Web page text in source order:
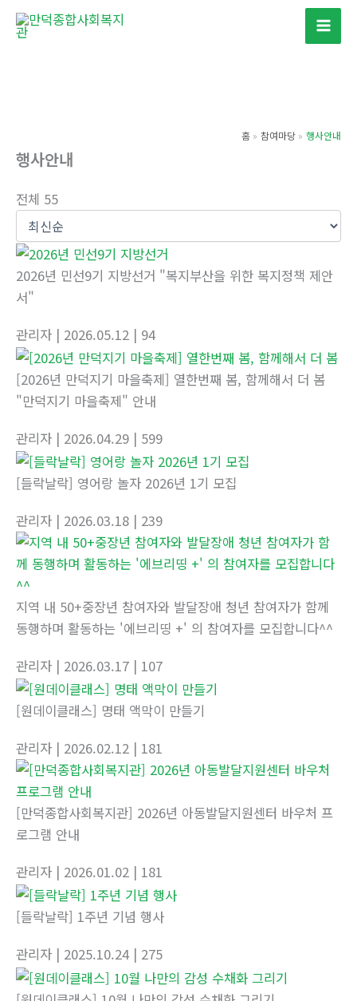
홈 참여마당 행사안내
행사안내
전체 55
2026년 민선9기 지방선거 "복지부산을 위한 복지정책 제안
서"
관리자 | 2026.05.12 | 94
[2026년 만덕지기 마을축제] 열한번째 봄, 함께해서 더 봄
"만덕지기 마을축제" 안내
관리자 | 2026.04.29 | 599
[들락날락] 영어랑 놀자 2026년 1기 모집
관리자 | 2026.03.18 | 239
지역 내 50+중장년 참여자와 발달장애 청년 참여자가 함께
동행하며 활동하는 '에브리띵 +' 의 참여자를 모집합니다^^
관리자 | 2026.03.17 | 107
[원데이클래스] 명태 액막이 만들기
관리자 | 2026.02.12 | 181
[만덕종합사회복지관] 2026년 아동발달지원센터 바우처 프
로그램 안내
관리자 | 2026.01.02 | 181
[들락날락] 1주년 기념 행사
관리자 | 2025.10.24 | 275